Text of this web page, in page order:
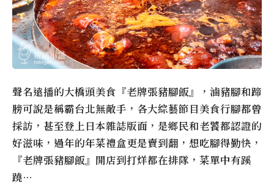
聲名遠播的大橋頭美食『老牌張豬腳飯』，滷豬腳和蹄
膀可說是稱霸台北無敵手，各大綜藝節目美食行腳都曾
採訪，甚至登上日本雜誌版面，是鄉民和老饕都認證的
好滋味，過年的年菜禮盒更是賣到翻，想吃腳得勤快，
『老牌張豬腳飯』開店到打烊都在排隊，菜單中有蹊
蹺…